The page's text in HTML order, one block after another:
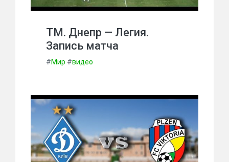
ТМ. Днепр — Легия.
Запись матча
#Мир #видео